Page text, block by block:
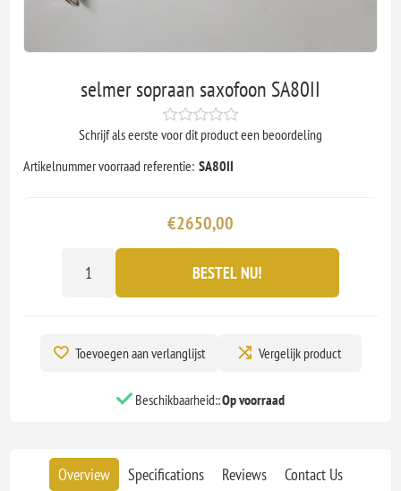
selmer sopraan saxofoon SA80II
Schrijf als eerste voor dit product een beoordeling
Artikelnummer voorraad referentie: SA80II
€2650,00
BESTEL NU!
Toevoegen aan verlanglijst Vergelijk product
Beschikbaarheid::Op voorraad
Overview Specifications Reviews Contact Us